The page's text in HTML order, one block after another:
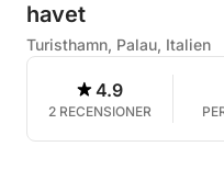
havet
Turisthamn, Palau, Italien
4.9
2 RECENSIONER